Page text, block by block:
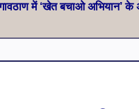
में ‘खेत बचाओ अभियान’